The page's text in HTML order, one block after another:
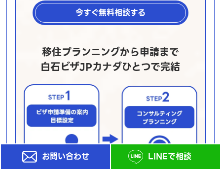
お問い合わせ LINEで相談
今すぐ無料相談する
移住プランニングから申請まで
白石ビザJPカナダひとつで完結